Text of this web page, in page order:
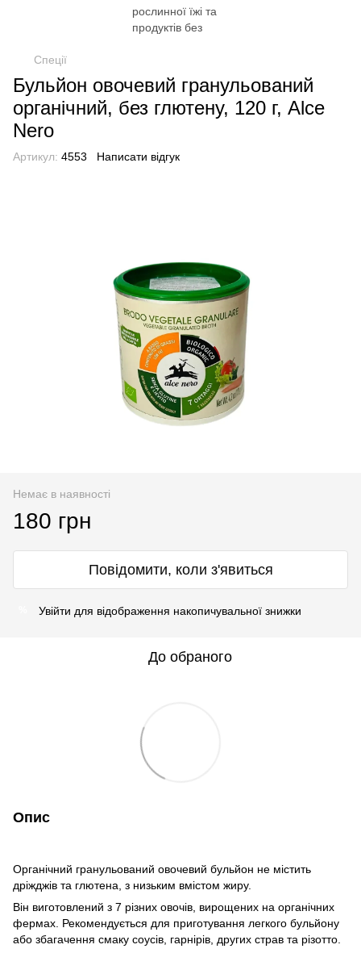
Спеції
Бульйон овочевий гранульований
органічний, без глютену, 120 г, Alce
Nero
Артикул: 4553 Написати відгук
Немає в наявності
180 грн
Повідомити, коли з'явиться
Увійти для відображення накопичувальної знижки
До обраного
Опис
Органічний гранульований овочевий бульйон не містить
дріжджів та глютена, з низьким вмістом жиру.
Він виготовлений з 7 різних овочів, вирощених на органічних
фермах. Рекомендується для приготування легкого бульйону
або збагачення смаку соусів, гарнірів, других страв та різотто.